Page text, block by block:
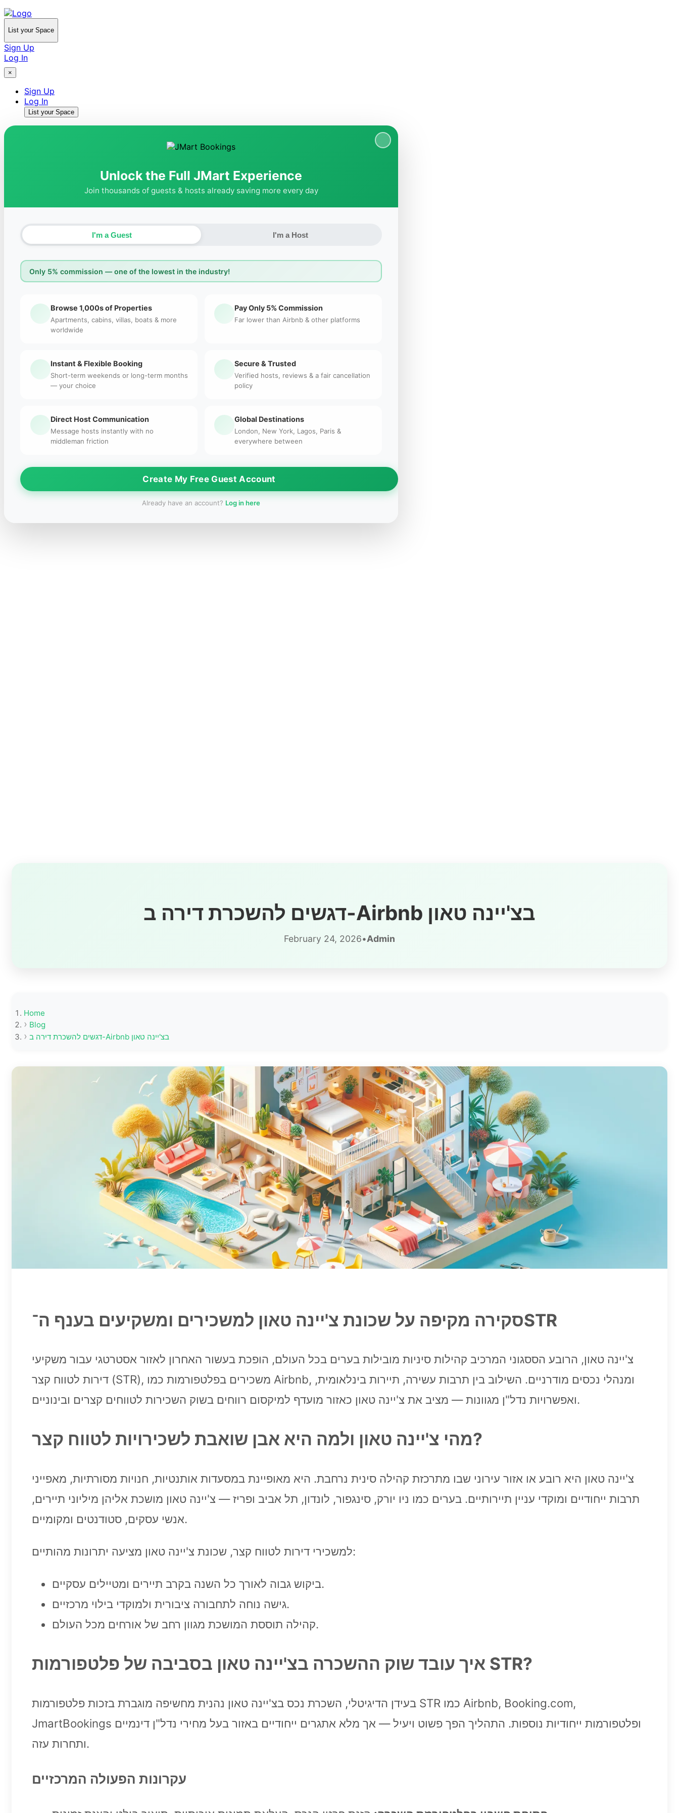
List your Space
Sign Up
Log In
×
Sign Up
Log In
List your Space
Unlock the Full JMart Experience
Join thousands of guests & hosts already saving more every day
I'm a Guest I'm a Host
Only 5% commission — one of the lowest in the industry!
Browse 1,000s of Properties
Apartments, cabins, villas, boats & more
worldwide
Pay Only 5% Commission
Far lower than Airbnb & other platforms
Instant & Flexible Booking
Short-term weekends or long-term months
— your choice
Secure & Trusted
Verified hosts, reviews & a fair cancellation
policy
Direct Host Communication
Message hosts instantly with no
middleman friction
Global Destinations
London, New York, Lagos, Paris &
everywhere between
Create My Free Guest Account
Already have an account? Log in here
דגשים להשכרת דירה ב-Airbnb בצ'יינה טאון
February 24, 2026•Admin
Home
Blog
דגשים להשכרת דירה ב-Airbnb בצ'יינה טאון
סקירה מקיפה על שכונת צ'יינה טאון למשכירים ומשקיעים בענף ה־STR
צ'יינה טאון, הרובע הססגוני המרכיב קהילות סיניות מובילות בערים בכל העולם, הופכת בעשור האחרון לאזור אסטרטגי עבור משקיעי
דירות לטווח קצר (STR), משכירים בפלטפורמות כמו Airbnb, ומנהלי נכסים מודרניים. השילוב בין תרבות עשירה, תיירות בינלאומית,
ואפשרויות נדל"ן מגוונות — מציב את צ'יינה טאון כאזור מועדף למיקסום רווחים בשוק השכירות לטווחים קצרים ובינוניים.
מהי צ'יינה טאון ולמה היא אבן שואבת לשכירויות לטווח קצר?
צ'יינה טאון היא רובע או אזור עירוני שבו מתרכזת קהילה סינית נרחבת. היא מאופיינת במסעדות אותנטיות, חנויות מסורתיות, מאפייני
תרבות ייחודיים ומוקדי עניין תיירותיים. בערים כמו ניו יורק, סינגפור, לונדון, תל אביב ופריז — צ'יינה טאון מושכת אליהן מיליוני תיירים,
אנשי עסקים, סטודנטים ומקומיים.
למשכירי דירות לטווח קצר, שכונת צ'יינה טאון מציעה יתרונות מהותיים:
ביקוש גבוה לאורך כל השנה בקרב תיירים ומטיילים עסקיים.
גישה נוחה לתחבורה ציבורית ולמוקדי בילוי מרכזיים.
קהילה תוססת המושכת מגוון רחב של אורחים מכל העולם.
איך עובד שוק ההשכרה בצ'יינה טאון בסביבה של פלטפורמות STR?
בעידן הדיגיטלי, השכרת נכס בצ'יינה טאון נהנית מחשיפה מוגברת בזכות פלטפורמות STR כמו Airbnb, Booking.com,
JmartBookings ופלטפורמות ייחודיות נוספות. התהליך הפך פשוט ויעיל — אך מלא אתגרים ייחודיים באזור בעל מחירי נדל"ן דינמיים
ותחרות עזה.
עקרונות הפעולה המרכזיים